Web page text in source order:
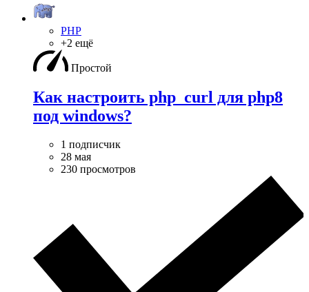
PHP
+2 ещё
Простой
Как настроить php_curl для php8
под windows?
1 подписчик
28 мая
230 просмотров